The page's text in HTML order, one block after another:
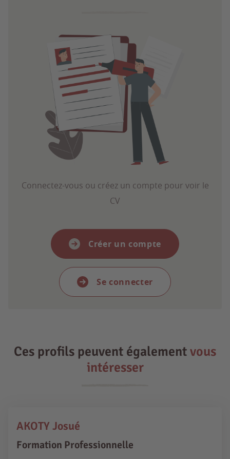
Connectez-vous ou créez un compte pour voir le
CV
Créer un compte
Se connecter
Ces profils peuvent égalementvous
intéresser
AKOTY Josué
Formation Professionnelle